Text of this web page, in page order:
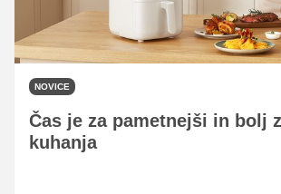
NOVICE
Čas je za pametnejši in bolj
kuhanja